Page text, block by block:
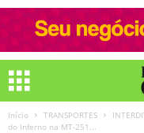
Início TRANSPORTES
do Inferno na MT-251...